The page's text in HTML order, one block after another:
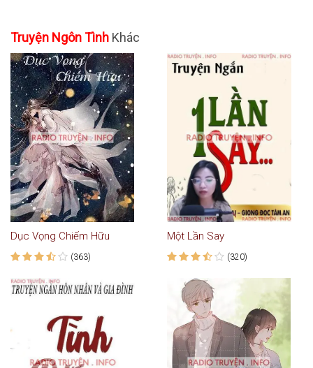
Truyện Ngôn Tình Khác
Dục Vọng Chiếm Hữu
(363)
Một Lần Say
(320)